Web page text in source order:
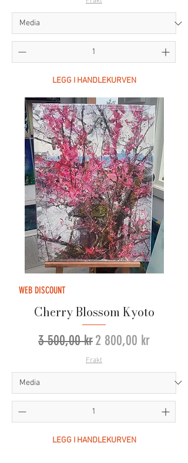
LEGG I HANDLEKURVEN
WEB DISCOUNT
Cherry Blossom Kyoto
Vanlig pris
3 500,00 krSalgspris
2 800,00 kr
Frakt
LEGG I HANDLEKURVEN